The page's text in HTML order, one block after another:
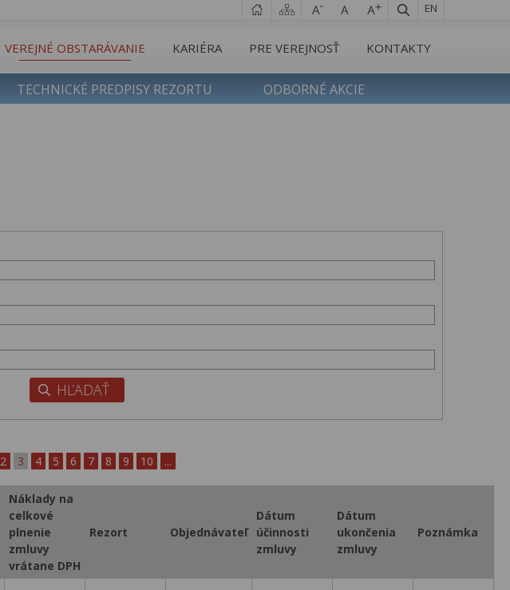
EN
VEREJNÉ OBSTARÁVANIE KARIÉRA PRE VEREJNOSŤ KONTAKTY
TECHNICKÉ PREDPISY REZORTU ODBORNÉ AKCIE
2 3 4 5 6 7 8 9 10 ...
Náklady na
celkové
plnenie
zmluvy
vrátane DPH
Rezort Objednávateľ
Dátum
účinnosti
zmluvy
Dátum
ukončenia
zmluvy
Poznámka